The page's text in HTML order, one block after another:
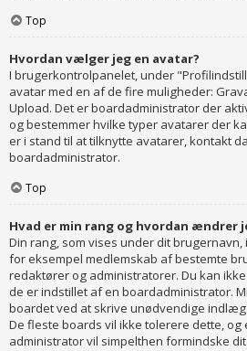
Top
Hvordan vælger jeg en avatar?
I brugerkontrolpanelet, under
avatar med en af de fire muligheder:
Upload. Det er boardadministrator der
og bestemmer hvilke typer avatarer der
er i stand til at tilknytte avatarer, kontakt
boardadministrator.
Top
Hvad er min rang og hvordan ændrer
Din rang, som vises under dit
for eksempel medlemskab af bestemte
redaktører og administratorer. Du kan
de er indstillet af en boardadministrator.
boardet ved at skrive unødvendige
De fleste boards vil ikke tolerere dette, og
administrator vil simpelthen formindske